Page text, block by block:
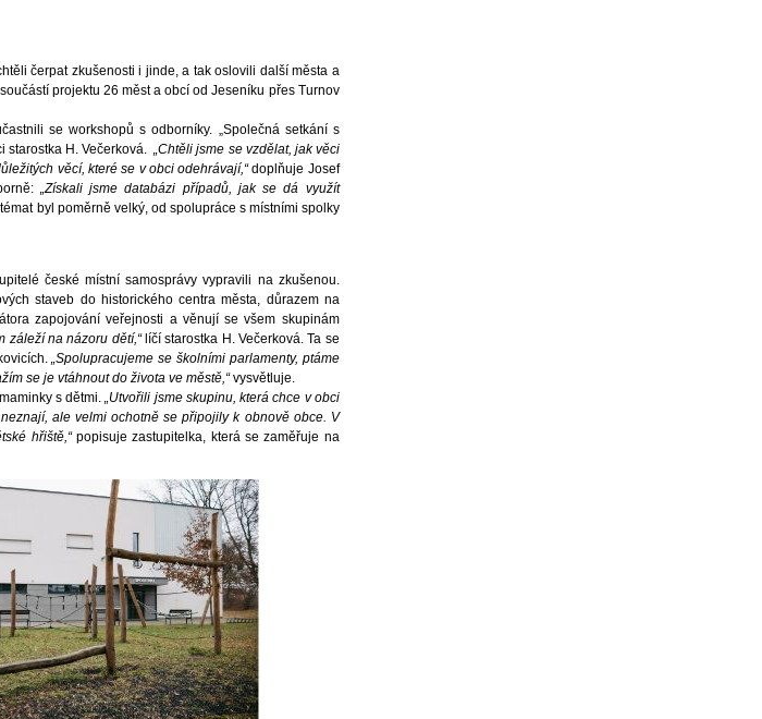
čerpat zkušenosti i jinde, a tak oslovili další města a
projektu 26 měst a obcí od Jeseníku přes Turnov
se workshopů s odborníky. „Společná setkání s
starostka H. Večerková.„Chtěli jsme se vzdělat, jak věci
věcí, které se v obci odehrávají,“doplňuje Josef
„Získali jsme databázi případů, jak se dá využít
byl poměrně velký, od spolupráce s místními spolky
české místní samosprávy vypravili na zkušenou.
staveb do historického centra města, důrazem na
zapojování veřejnosti a věnují se všem skupinám
záleží na názoru dětí,“ líčí starostka H. Večerková. Ta se
„Spolupracujeme se školními parlamenty, ptáme
se je vtáhnout do života ve městě,“vysvětluje.
s dětmi.„Utvořili jsme skupinu, která chce v obci
ale velmi ochotně se připojily k obnově obce. V
hřiště,“popisuje zastupitelka, která se zaměřuje na